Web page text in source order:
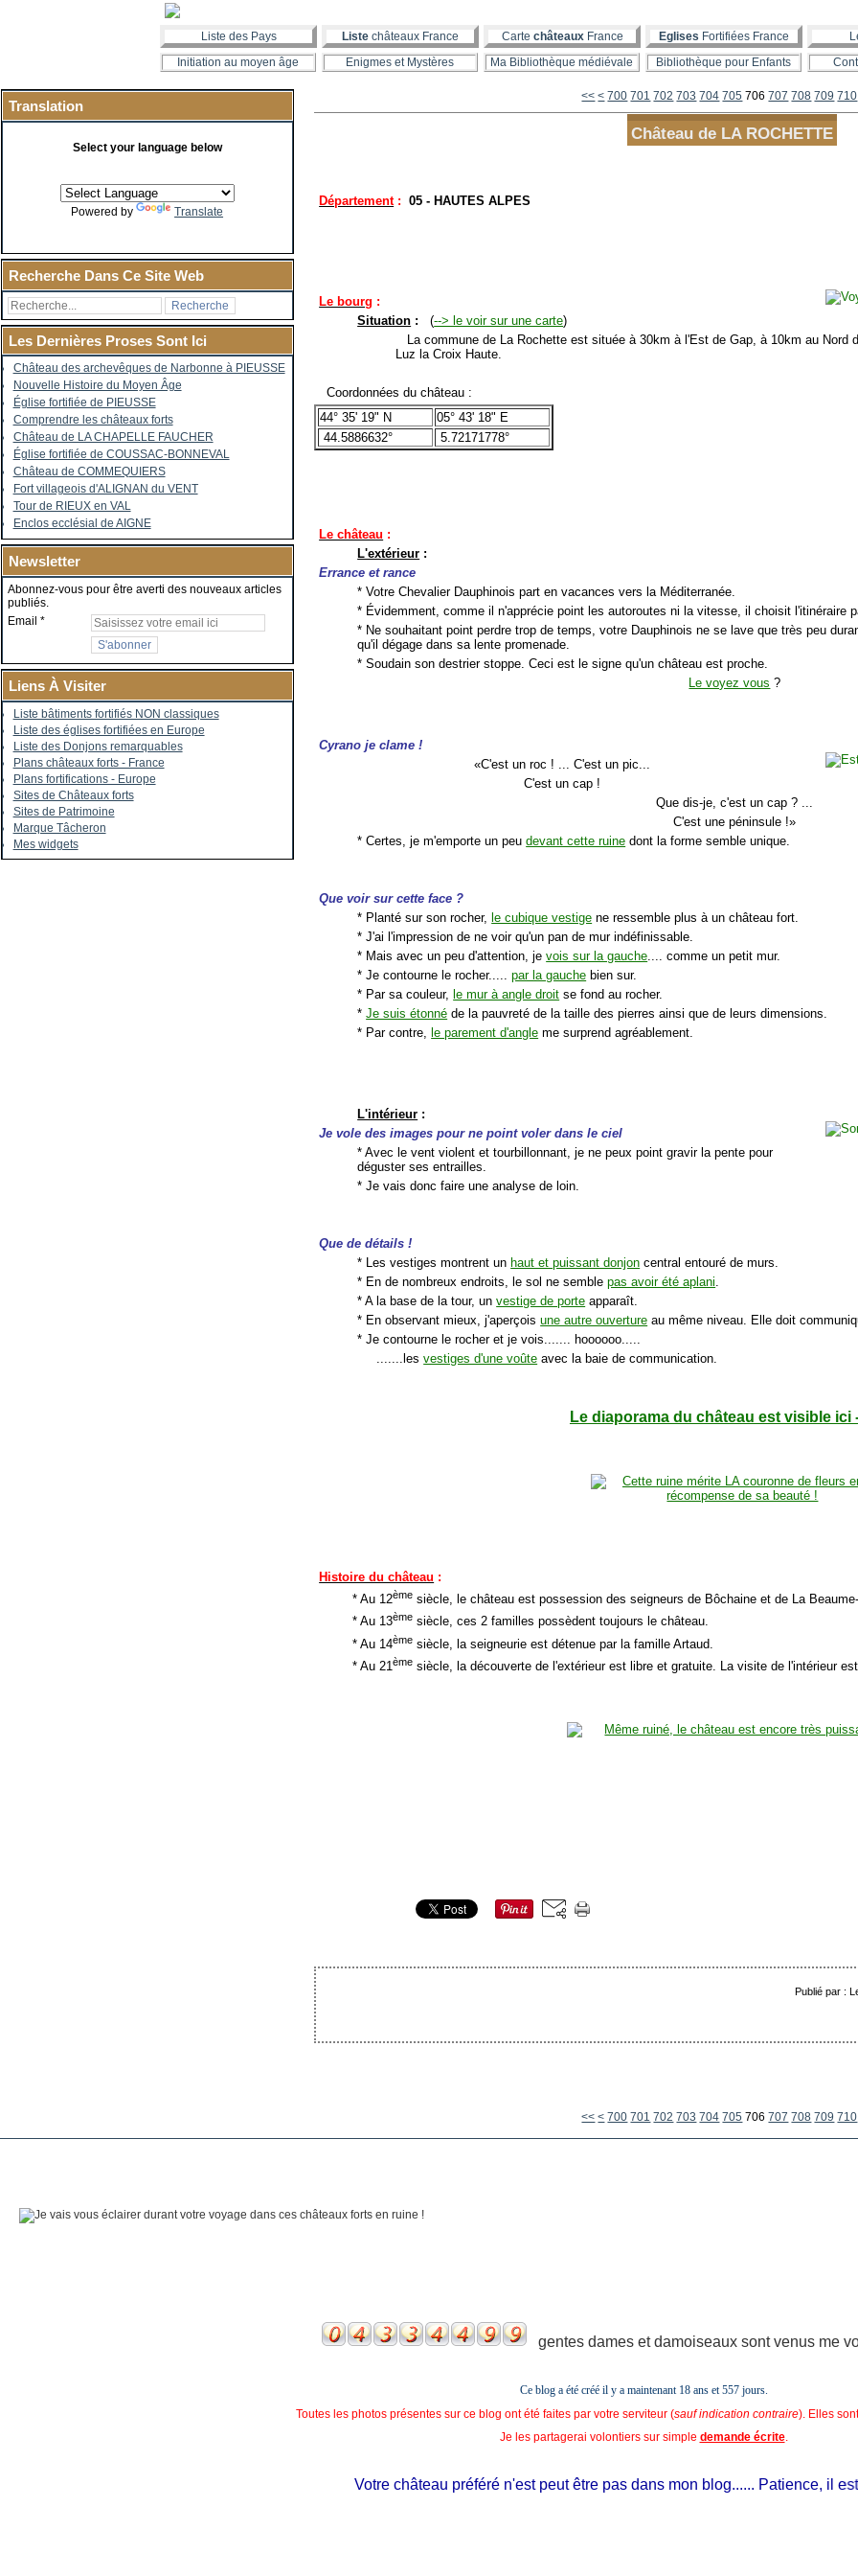
Liste des Pays Liste châteaux France Carte châteauxFrance Eglises Fortifiées France
Initiation au moyen âge
Enigmes et Mystères Ma Bibliothèque médiévale Bibliothèque pour Enfants
Translation
Select your language below
Powered by Translate
Recherche Dans Ce Site Web
Les Dernières Proses Sont Ici
Château des archevêques de Narbonne à PIEUSSE
Nouvelle Histoire du Moyen Âge
Église fortifiée de PIEUSSE
Comprendre les châteaux forts
Château de LA CHAPELLE FAUCHER
Église fortifiée de COUSSAC-BONNEVAL
Château de COMMEQUIERS
Fort villageois d'ALIGNAN du VENT
Tour de RIEUX en VAL
Enclos ecclésial de AIGNE
Newsletter
Abonnez-vous pour être averti des nouveaux articles
publiés.
Email
Liens À Visiter
Liste bâtiments fortifiés NON classiques
Liste des églises fortifiées en Europe
Liste des Donjons remarquables
Plans châteaux forts - France
Plans fortifications - Europe
Sites de Châteaux forts
Sites de Patrimoine
Marque Tâcheron
Mes widgets
<< < 700 701 702 703 704 705 706 707 708 709 710
Château de LA ROCHETTE
Département : 05 - HAUTES ALPES
Le bourg :
Situation : (--> le voir sur une carte)
La commune de La Rochette est située à 30km à l'Est de Gap, à 10km au Nord
Luz la Croix Haute.
Coordonnées du château :
44° 35' 19" N
05° 43' 18" E
44.5886632°
5.72171778°
Le château :
L'extérieur :
Errance et rance
* Votre Chevalier Dauphinois part en vacances vers la Méditerranée.
* Évidemment, comme il n'apprécie point les autoroutes ni la vitesse, il choisit l'itinéraire
* Ne souhaitant point perdre trop de temps, votre Dauphinois ne se lave que très peu
qu'il dégage dans sa lente promenade.
* Soudain son destrier stoppe. Ceci est le signe qu'un château est proche.
Le voyez vous ?
Cyrano je clame !
«C'est un roc ! ... C'est un pic...
C'est un cap !
Que dis-je, c'est un cap ? ...
C'est une péninsule !»
* Certes, je m'emporte un peudevant cette ruine dont la forme semble unique.
Que voir sur cette face ?
* Planté sur son rocher, le cubique vestige ne ressemble plus à un château fort.
* J'ai l'impression de ne voir qu'un pan de mur indéfinissable.
* Mais avec un peu d'attention, jevois sur la gauche .... comme un petit mur.
* Je contourne le rocher.....par la gauche bien sur.
* Par sa couleur, le mur à angle droit se fond au rocher.
*Je suis étonné de la pauvreté de la taille des pierres ainsi que de leurs dimensions.
* Par contre,
le parement d'angle me surprend agréablement.
L'intérieur :
Je vole des images pour ne point voler dans le ciel
* Avec le vent violent et tourbillonnant, je ne peux point gravir la pente pour
déguster ses entrailles.
* Je vais donc faire une analyse de loin.
Que de détails !
* Les vestiges montrent un haut et puissant donjon central entouré de murs.
* En de nombreux endroits, le sol ne semblepas avoir été aplani
* A la base de la tour, unvestige de porte apparaît.
* En observant mieux, j'aperçoisune autre ouverture au même niveau. Elle doit
* Je contourne le rocher et je vois....... hoooooo.....
.......lesvestiges d'une voûte avec la baie de communication.
Le diaporama du château est visible ici
Histoire du château :
* Au 12ème siècle, le château est possession des seigneurs de Bôchaine et de La
* Au 13ème siècle, ces 2 familles possèdent toujours le château.
* Au 14ème siècle, la seigneurie est détenue par la famille Artaud.
* Au 21ème siècle, la découverte de l'extérieur est libre et gratuite. La visite de l'intérieur
Publié par :
<< < 700 701 702 703 704 705 706 707 708 709 710
gentes dames et damoiseaux sont venus me
Ce blog a été créé il y a maintenant 18 ans et 557 jours.
Toutes les photos présentes sur ce blog ont été faites par votre serviteur (sauf indication contraire). Elles
Je les partagerai volontiers sur simple demande écrite.
Votre château préféré n'est peut être pas dans mon blog...... Patience, il est